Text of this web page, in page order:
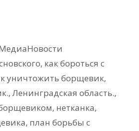
, как бороться с
уничтожить борщевик,
,Ленинградская область.,
, нетканка,
, план борьбы с